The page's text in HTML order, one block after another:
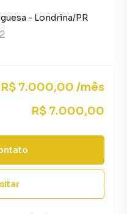
- Londrina/PR
R$ 7.000,00 /mês
R$ 7.000,00